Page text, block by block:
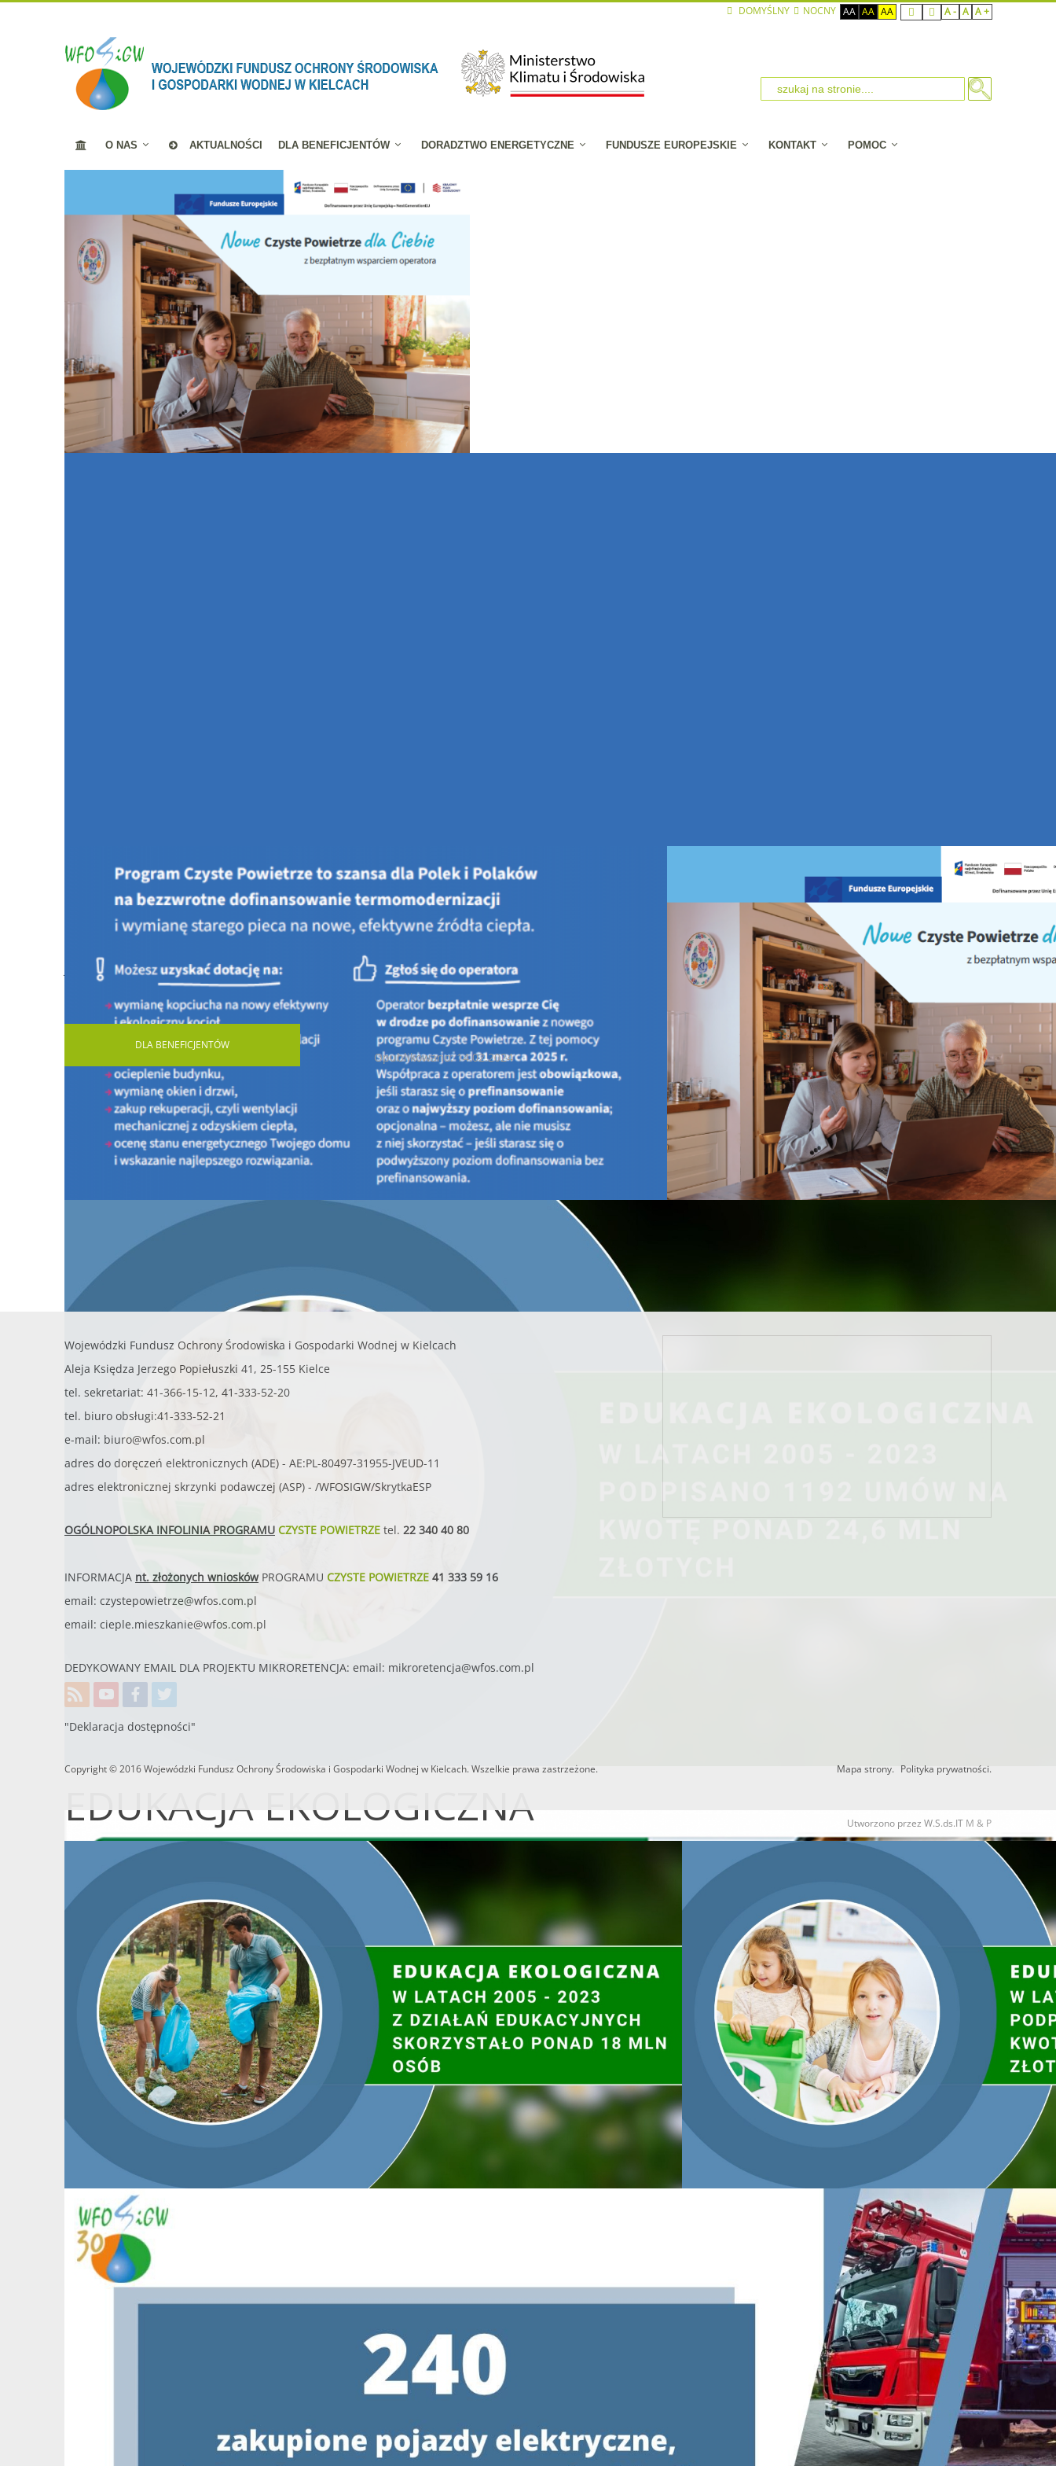
DOMYŚLNY NOCNY AA AA AA A - A A +
O NAS AKTUALNOŚCI DLA BENEFICJENTÓW DORADZTWO ENERGETYCZNE FUNDUSZE EUROPEJSKIE KONTAKT POMOC
EDUKACJA EKOLOGICZNA
Jesteś tutaj:STRONA GŁÓWNA
ROZSTRZYGNIĘTE KONKURSY
Konkurs pn.: Kampania informacyjno-edukacyjna – produkcja i emisja filmu dotyczącego ekosystemów Ponidzia oraz form ich ochrony.
Konkurs pn.: Kampania informacyjno-edukacyjna – produkcja i emisja filmu dotyczącego ekosystemów Ponidzia oraz form
ich ochrony.
Opublikowano: 14.02.2024
Wojewódzki Fundusz Ochrony Środowiska i Gospodarki Wodnej w Kielcachzaprasza do udziału w konkursie pn.:
Kampania informacyjno-edukacyjna – produkcja i emisja filmu dotyczącego ekosystemów Ponidzia oraz form ich
ochrony.
Przedmiotem konkursu jest m.in. produkcja/emisja/przygotowanie filmu składającego się z 2 odcinków i zwiastuna
filmu zawierającego treści wynikające z celu oraz tematyki konkursu. Szczegółowe informacje dostępne są w
regulaminie konkursu. Nabór kart konkursowych trwa
od 14.02.2024r. do 28.02.2024r.
oryginał ogłoszenia
Regulamin konkursu
Karta konkursowa
DLABENEFICJENTÓW
PROGRAM CZYSTE POWIETRZE
INFORMACJE OGÓLNE O PROGRAMIE
PORTAL BENEFICJENTA
KONTAKT
DOKUMENTY DO ZAPOZNANIA
Nowy nabór Programu Czyste Powietrze - od 20 lipca
PROGRAM MOJA WODA
KONKURSY
AKTUALNOŚCI - Doradcy Energetyczni
Wojewódzki Fundusz Ochrony Środowiska i Gospodarki Wodnej w Kielcach
Aleja Księdza Jerzego Popiełuszki 41, 25-155 Kielce
tel. sekretariat: 41-366-15-12, 41-333-52-20
tel. biuro obsługi:41-333-52-21
e-mail: biuro@wfos.com.pl
adres do doręczeń elektronicznych (ADE) - AE:PL-80497-31955-JVEUD-11
adres elektronicznej skrzynki podawczej (ASP) - /WFOSIGW/SkrytkaESP
OGÓLNOPOLSKA INFOLINIA PROGRAMU CZYSTE POWIETRZE tel. 22 340 40 80
INFORMACJA nt. złożonych wnioskówPROGRAMU CZYSTE POWIETRZE 41 333 59 16
email: czystepowietrze@wfos.com.pl
email: cieple.mieszkanie@wfos.com.pl
DEDYKOWANY EMAIL DLA PROJEKTU MIKRORETENCJA: email: mikroretencja@wfos.com.pl
"Deklaracja dostępności"
Copyright © 2016 Wojewódzki Fundusz Ochrony Środowiska i Gospodarki Wodnej w Kielcach. Wszelkie prawa zastrzeżone. Mapa strony. Polityka prywatności.
Utworzono przez W.S.ds.IT M & P